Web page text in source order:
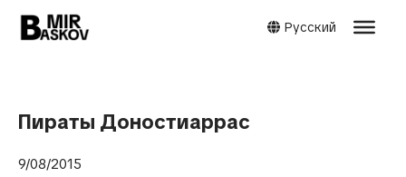
Русский
Пираты Доностиаррас
9/08/2015